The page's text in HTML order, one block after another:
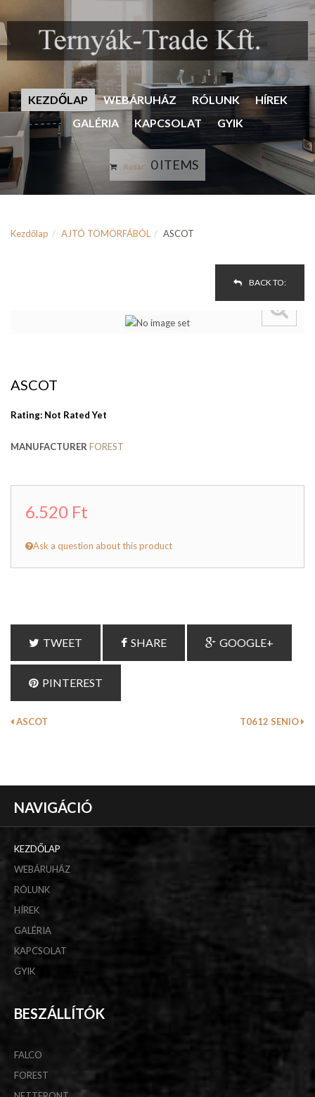
KEZDŐLAP WEBÁRUHÁZ RÓLUNK
HÍREK
GALÉRIA
KAPCSOLAT GYIK
Kosár: 0 ITEMS
Kezdőlap AJTÓ TÖMÖRFÁBÓL ASCOT
BACK TO:
ASCOT
Rating: Not Rated Yet
MANUFACTURER FOREST
6.520 Ft
Ask a question about this product
TWEET SHARE GOOGLE+
PINTEREST
ASCOT T0612 SENIO
NAVIGÁCIÓ
KEZDŐLAP
WEBÁRUHÁZ
RÓLUNK
HÍREK
GALÉRIA
KAPCSOLAT
GYIK
BESZÁLLÍTÓK
FALCO
FOREST